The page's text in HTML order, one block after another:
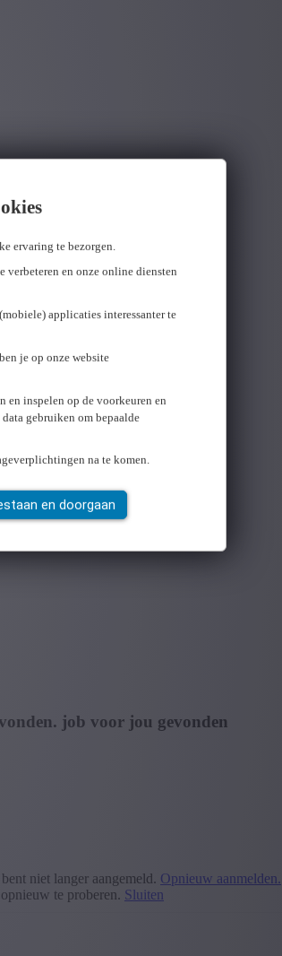
ervaring te bezorgen.
verbeteren en onze online diensten
applicaties interessanter te
je op onze website
en inspelen op de voorkeuren en
gebruiken om bepaalde
na te komen.
en doorgaan
job voor jou gevonden
niet langer aangemeld. Opnieuw aanmelden.
te proberen. Sluiten